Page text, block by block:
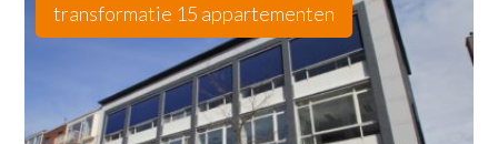
transformatie 15 appartementen